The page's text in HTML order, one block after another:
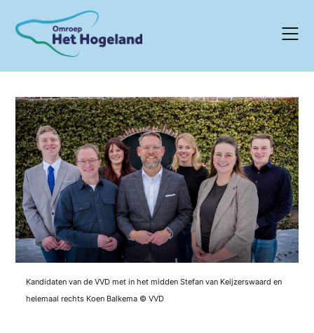
content
Kandidaten van de VVD met in het midden Stefan van Keijzerswaard en
helemaal rechts Koen Balkema © VVD